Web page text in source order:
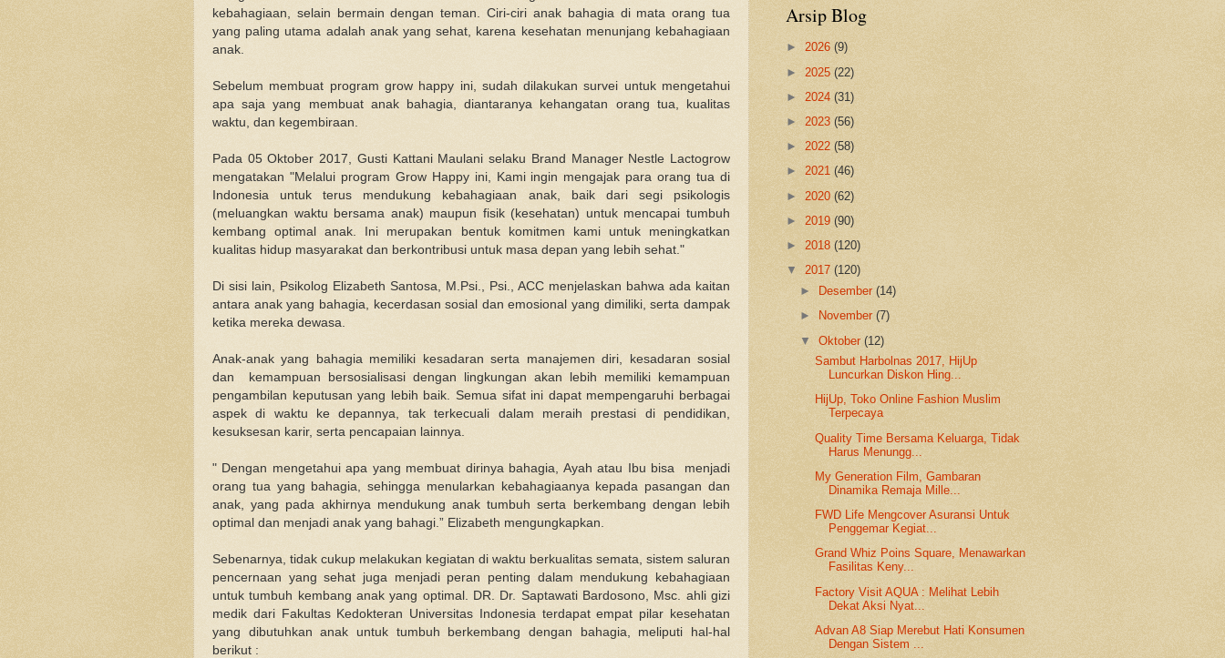
kebahagiaan, selain bermain dengan teman. Ciri-ciri anak bahagia di mata orang tua
yang paling utama adalah anak yang sehat, karena kesehatan menunjang kebahagiaan
anak.
Sebelum membuat program grow happy ini, sudah dilakukan survei untuk mengetahui
apa saja yang membuat anak bahagia, diantaranya kehangatan orang tua, kualitas
waktu, dan kegembiraan.
Pada 05 Oktober 2017, Gusti Kattani Maulani selaku Brand Manager Nestle Lactogrow
mengatakan "Melalui program Grow Happy ini, Kami ingin mengajak para orang tua di
Indonesia untuk terus mendukung kebahagiaan anak, baik dari segi psikologis
(meluangkan waktu bersama anak) maupun fisik (kesehatan) untuk mencapai tumbuh
kembang optimal anak. Ini merupakan bentuk komitmen kami untuk meningkatkan
kualitas hidup masyarakat dan berkontribusi untuk masa depan yang lebih sehat."
Di sisi lain, Psikolog Elizabeth Santosa, M.Psi., Psi., ACC menjelaskan bahwa ada kaitan
antara anak yang bahagia, kecerdasan sosial dan emosional yang dimiliki, serta dampak
ketika mereka dewasa.
Anak-anak yang bahagia memiliki kesadaran serta manajemen diri, kesadaran sosial
dan kemampuan bersosialisasi dengan lingkungan akan lebih memiliki kemampuan
pengambilan keputusan yang lebih baik. Semua sifat ini dapat mempengaruhi berbagai
aspek di waktu ke depannya, tak terkecuali dalam meraih prestasi di pendidikan,
kesuksesan karir, serta pencapaian lainnya.
" Dengan mengetahui apa yang membuat dirinya bahagia, Ayah atau Ibu bisa menjadi
orang tua yang bahagia, sehingga menularkan kebahagiaanya kepada pasangan dan
anak, yang pada akhirnya mendukung anak tumbuh serta berkembang dengan lebih
optimal dan menjadi anak yang bahagi.” Elizabeth mengungkapkan.
Sebenarnya, tidak cukup melakukan kegiatan di waktu berkualitas semata, sistem saluran
pencernaan yang sehat juga menjadi peran penting dalam mendukung kebahagiaan
untuk tumbuh kembang anak yang optimal. DR. Dr. Saptawati Bardosono, Msc. ahli gizi
medik dari Fakultas Kedokteran Universitas Indonesia terdapat empat pilar kesehatan
yang dibutuhkan anak untuk tumbuh berkembang dengan bahagia, meliputi hal-hal
berikut :
Arsip Blog
► 2026 (9)
► 2025 (22)
► 2024 (31)
► 2023 (56)
► 2022 (58)
► 2021 (46)
► 2020 (62)
► 2019 (90)
► 2018 (120)
▼ 2017 (120)
►
Desember(14)
►
November(7)
▼Oktober(12)
Sambut Harbolnas 2017, HijUp
Luncurkan Diskon Hing...
HijUp, Toko Online Fashion Muslim
Terpecaya
Quality Time Bersama Keluarga, Tidak
Harus Menungg...
My Generation Film, Gambaran
Dinamika Remaja Mille...
FWD Life Mengcover Asuransi Untuk
Penggemar Kegiat...
Grand Whiz Poins Square, Menawarkan
Fasilitas Keny...
Factory Visit AQUA : Melihat Lebih
Dekat Aksi Nyat...
Advan A8 Siap Merebut Hati Konsumen
Dengan Sistem ...